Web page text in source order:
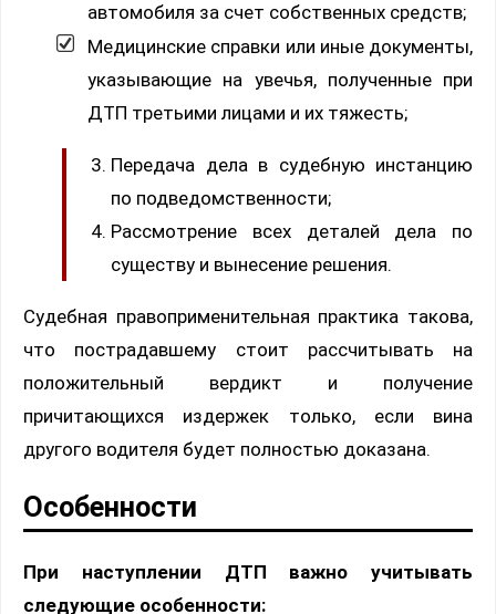
автомобиля за счет собственных средств;
Медицинские справки или иные документы,
указывающие на увечья, полученные при
ДТП третьими лицами и их тяжесть;
Передача дела в судебную инстанцию
по подведомственности;
Рассмотрение всех деталей дела по
существу и вынесение решения.
Судебная правоприменительная практика такова,
что пострадавшему стоит рассчитывать на
положительный вердикт и получение
причитающихся издержек только, если вина
другого водителя будет полностью доказана.
Особенности
При наступлении ДТП важно учитывать
следующие особенности: